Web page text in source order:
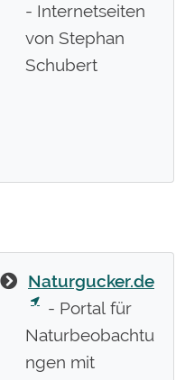
- Internetseiten
von Stephan
Schubert
Naturgucker.de
- Portal für
Naturbeobachtu
ngen mit